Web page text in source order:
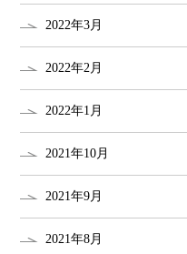
2022年3月
2022年2月
2022年1月
2021年10月
2021年9月
2021年8月